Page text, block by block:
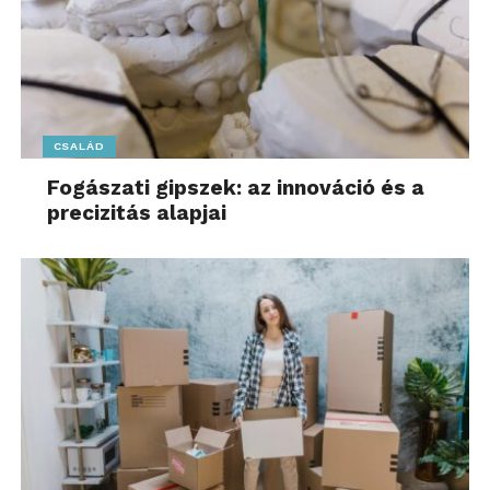
BRUNKRISSLA paplanhuzat család ára átlagosan 22
százalékkal, a mindennapos konyhai kellék, a
PRICKIG mikrohullámú sütő fedél ára átlagosan 28
százalékkal, a BÅRSLÖV kanapéágy család ára pedig
átlagosan 16 százalékkal csökkent.
A vállalat a 2024-es pénzügyi évben elindította a
mint 19,2 milliárd forintos beruházásból valósult
meg. Az átépített áruház a legmodernebb
technológia és a márka gazdag örökségének
ötvözésével újradefiniálja a vásárlási élményt
Magyarországon. Ez az innovatív központ nemcsak
fejlett automatizálással és robotikával rendelkezik,
hanem új eszközöket is bevezet a kiterjedt
termékkínálat felfedezéséhez. A modern
technológiák integrálásával a soroksári áruház célja,
CSALÁD
Fogászati gipszek: az innováció és a
precizitás alapjai